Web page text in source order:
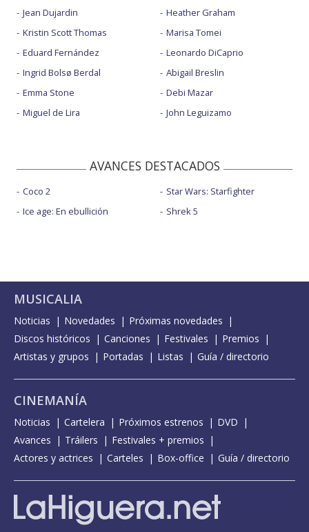
Jean Dujardin
Kristin Scott Thomas
Eduard Fernández
Ingrid Bolsø Berdal
Emma Stone
Miguel de Lira
Heather Graham
Marisa Tomei
Leonardo DiCaprio
Abigail Breslin
Debi Mazar
John Leguizamo
AVANCES DESTACADOS
Coco 2
Ice age: En ebullición
Star Wars: Starfighter
Shrek 5
MUSICALIA
Noticias Novedades
Próximas novedades
Discos históricos
Canciones Festivales
Premios
Artistas y grupos
Portadas Listas Guía / directorio
CINEMANÍA
Noticias Cartelera Próximos estrenos
DVD
Avances
Tráilers
Festivales + premios
Actores y actrices
Carteles Box-office Guía / directorio